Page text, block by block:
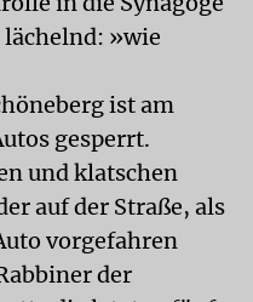
»wie
ist am
gesperrt.
und klatschen
auf der Straße, als
vorgefahren
der